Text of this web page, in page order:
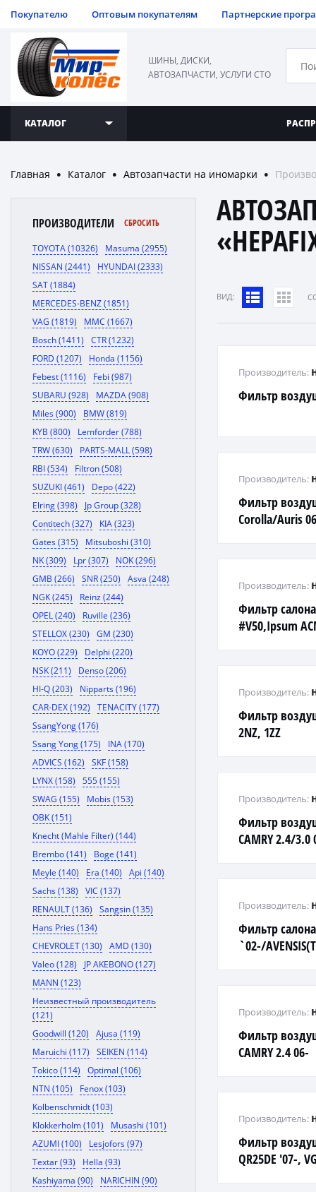
Покупателю Оптовым покупателям Партнерские
ШИНЫ, ДИСКИ,
АВТОЗАПЧАСТИ, УСЛУГИ СТО
КАТАЛОГ
Главная ● Каталог ● Автозапчасти на иномарки ●
ПРОИЗВОДИТЕЛИ СБРОСИТЬ
TOYOTA (10326)
Masuma (2955)
NISSAN (2441)
HYUNDAI (2333)
SAT (1884)
MERCEDES-BENZ (1851)
VAG (1819)
MMC (1667)
Bosch (1411)
CTR (1232)
FORD (1207)
Honda (1156)
Febest (1116)
Febi (987)
SUBARU (928)
MAZDA (908)
Miles (900)
BMW (819)
KYB (800)
Lemforder (788)
TRW (630)
PARTS-MALL (598)
RBI (534)
Filtron (508)
SUZUKI (461)
Depo (422)
Elring (398)
Jp Group (328)
Contitech (327)
KIA (323)
Gates (315)
Mitsuboshi (310)
NK (309)
Lpr (307)
NOK (296)
GMB (266)
SNR (250)
Asva (248)
NGK (245)
Reinz (244)
OPEL (240)
Ruville (236)
STELLOX (230)
GM (230)
KOYO (229)
Delphi (220)
NSK (211)
Denso (206)
HI-Q (203)
Nipparts (196)
CAR-DEX (192)
TENACITY (177)
SsangYong (176)
Ssang Yong (175)
INA (170)
ADVICS (162)
SKF (158)
LYNX (158)
555 (155)
SWAG (155)
Mobis (153)
OBK (151)
Knecht (Mahle Filter) (144)
Brembo (141)
Boge (141)
Meyle (140)
Era (140)
Api (140)
Sachs (138)
VIC (137)
RENAULT (136)
Sangsin (135)
Hans Pries (134)
CHEVROLET (130)
AMD (130)
Valeo (128)
JP AKEBONO (127)
MANN (123)
Неизвестный производитель
(121)
Goodwill (120)
Ajusa (119)
Maruichi (117)
SEIKEN (114)
Tokico (114)
Optimal (106)
NTN (105)
Fenox (103)
Kolbenschmidt (103)
Klokkerholm (101)
Musashi (101)
AZUMI (100)
Lesjofors (97)
Textar (93)
Hella (93)
Kashiyama (90)
NARICHIN (90)
ВИД:
Фильтр
Производитель:
Фильтр
Corolla/Auris
Производитель:
Фильтр
#V50,Ipsum
Производитель:
Фильтр
2NZ, 1ZZ
Производитель:
Фильтр
CAMRY 2.4/3.0
Производитель:
Фильтр
`02-/
Производитель:
Фильтр
CAMRY 2.4 06-
Производитель:
Фильтр
QR25DE '07-,
Производитель: